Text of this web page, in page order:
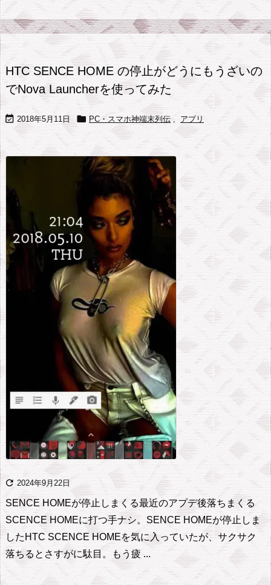
HTC SENCE HOME の停止がどうにもうざいの
でNova Launcherを使ってみた
 2018年5月11日  PC・スマホ神端末列伝 , アプリ
 2024年9月22日
SENCE HOMEが停止しまくる最近のアプデ後落ちまくる
SCENCE HOMEに打つ手ナシ。 SENCE HOMEが停止しま
した HTC SCENCE HOMEを気に入っていたが、サクサク
落ちるとさすがに駄目。もう疲 ...